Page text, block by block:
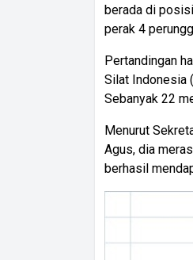
berada di
perak 4
Pertandingan
Silat Indonesia
Sebanyak 22
Menurut
Agus, dia
berhasil